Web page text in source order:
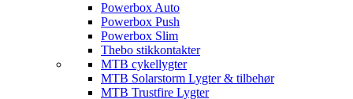
Powerbox Auto
Powerbox Push
Powerbox Slim
Thebo stikkontakter
MTB cykellygter
MTB Solarstorm Lygter & tilbehør
MTB Trustfire Lygter